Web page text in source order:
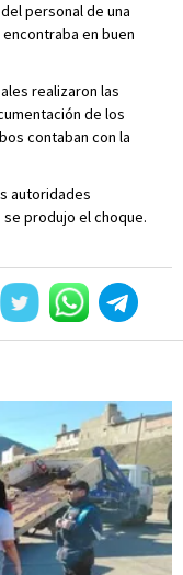
personal de una
en buen
realizaron las
de los
contaban con la
autoridades
produjo el choque.